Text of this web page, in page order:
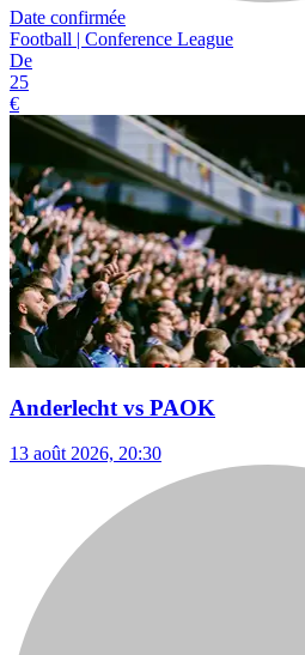
Date confirmée
Football | Conference League
De
25
€
Anderlecht vs PAOK
13 août 2026, 20:30